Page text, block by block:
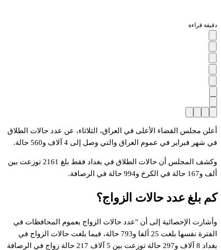
دقيقة قراءة
أعلن مجلس القضاء الأعلى في العراق، الثلاثاء، عن عدد حالات الطلاق
في شهر فبراير في عموم العراق والتي وصل إلى 4 آلاف و560 حالة.
وكشف المجلس أن حالات الطلاق في بغداد فقط بلغ 2161 توزعت بين
ألف و167 حالة في الكرخ و994 حالة في الرصافة.
كم بلغ عدد حالات الزواج؟
وأشارت الإحصائية إلى أن "عدد حالات الزواج بعموم المحافظات في
الفترة نفسها بلغت 25 ألفا و793 حالة، فيما بلغت حالات الزواج في
بغداد 8 آلاف و297 حالة توزعت بين 5 آلاف 217 حالة زواج في الرصافة